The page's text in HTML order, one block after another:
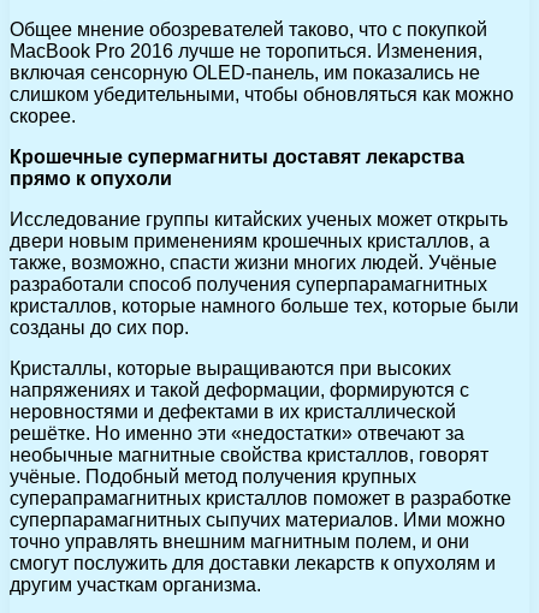
Общее мнение обозревателей таково, что с покупкой
MacBook Pro 2016 лучше не торопиться. Изменения,
включая сенсорную OLED-панель, им показались не
слишком убедительными, чтобы обновляться как можно
скорее.
Крошечные супермагниты доставят лекарства
прямо к опухоли
Исследование группы китайских ученых может открыть
двери новым применениям крошечных кристаллов, а
также, возможно, спасти жизни многих людей. Учёные
разработали способ получения суперпарамагнитных
кристаллов, которые намного больше тех, которые были
созданы до сих пор.
Кристаллы, которые выращиваются при высоких
напряжениях и такой деформации, формируются с
неровностями и дефектами в их кристаллической
решётке. Но именно эти «недостатки» отвечают за
необычные магнитные свойства кристаллов, говорят
учёные. Подобный метод получения крупных
суперапрамагнитных кристаллов поможет в разработке
суперпарамагнитных сыпучих материалов. Ими можно
точно управлять внешним магнитным полем, и они
смогут послужить для доставки лекарств к опухолям и
другим участкам организма.